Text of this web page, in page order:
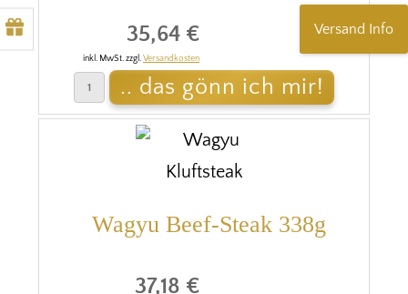
35,64 €
inkl. MwSt. zzgl.Versandkosten
Wagyu Beef-Steak 338g
37,18 €
Versand Info